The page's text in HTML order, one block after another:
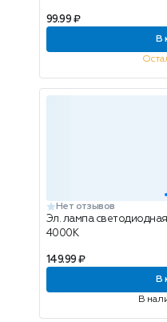
99.99 ₽
В
Нет отзывов
Эл. лампа светодиодная
4000K
149.99 ₽
В
В